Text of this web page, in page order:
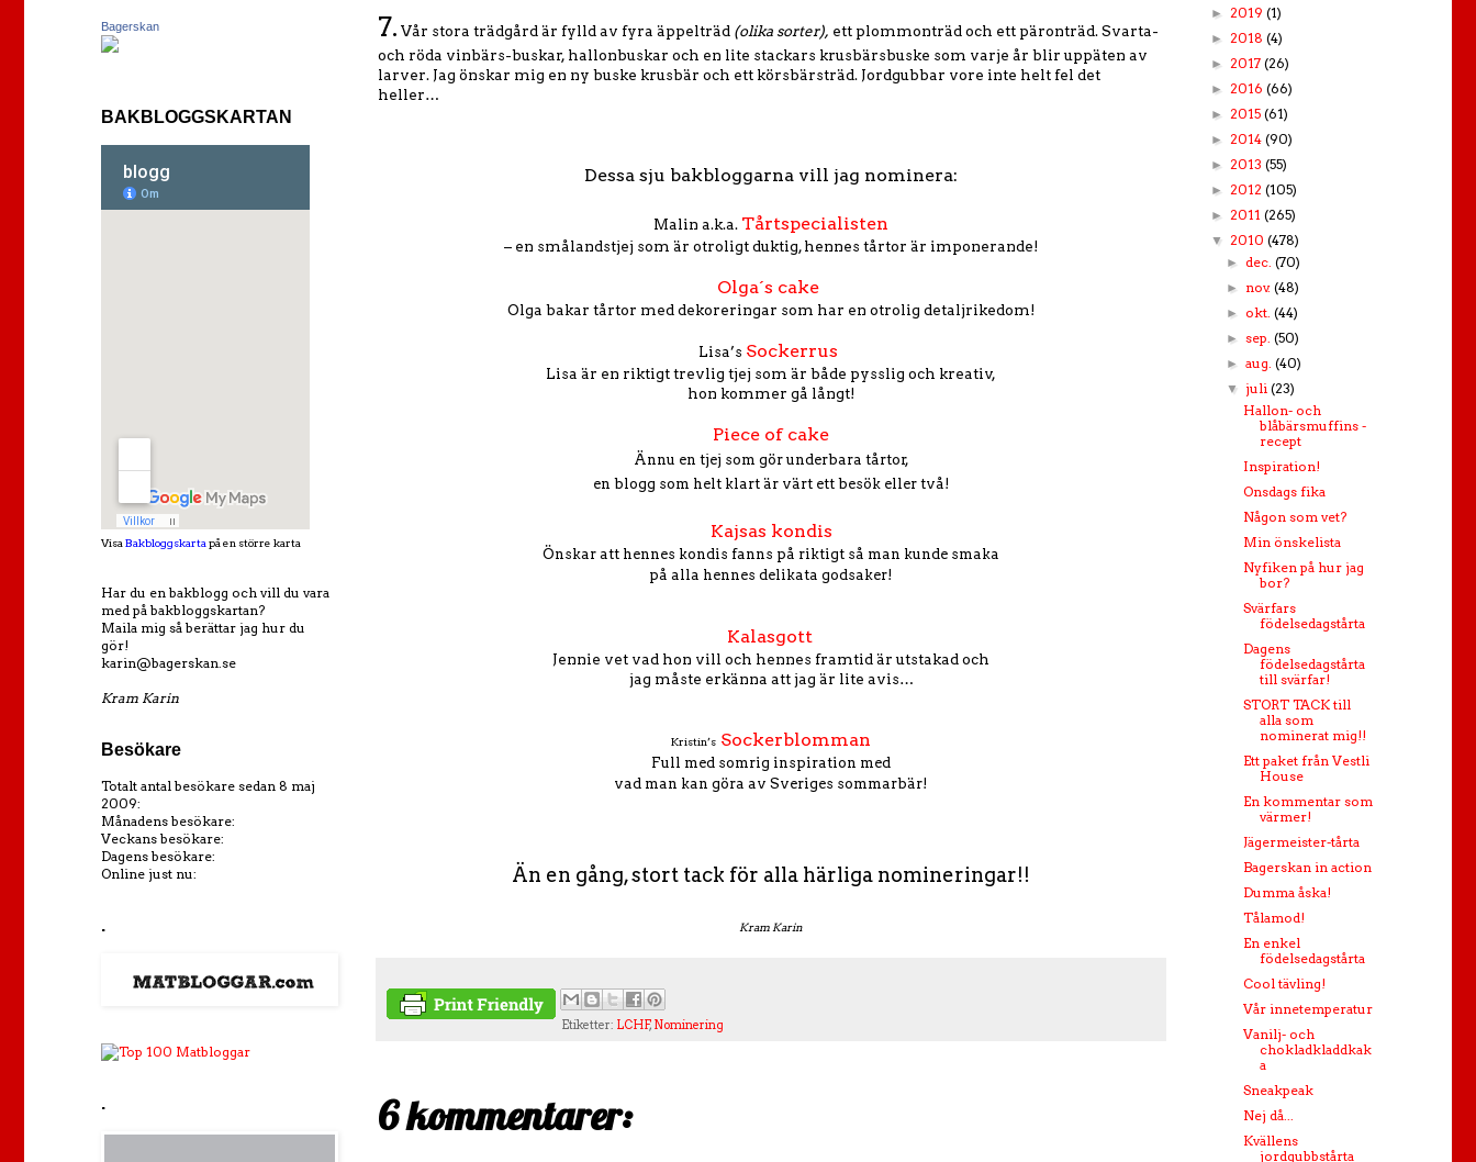
7. Vår stora trädgård är fylld av fyra äppelträd (olika sorter), ett plommonträd och ett päronträd. Svarta-
och röda vinbärs-buskar, hallonbuskar och en lite stackars krusbärsbuske som varje år blir uppäten av
larver. Jag önskar mig en ny buske krusbär och ett körsbärsträd. Jordgubbar vore inte helt fel det
heller…
Dessa sju bakbloggarna vill jag nominera:
Malin a.k.a. Tårtspecialisten
– en smålandstjej som är otroligt duktig, hennes tårtor är imponerande!
Olga´s cake
Olga bakar tårtor med dekoreringar som har en otrolig detaljrikedom!
Lisa’s Sockerrus
Lisa är en riktigt trevlig tjej som är både pysslig och kreativ,
hon kommer gå långt!
Piece of cake
Ännu en tjej som gör underbara tårtor,
en blogg som helt klart är värt ett besök eller två!
Kajsas kondis
Önskar att hennes kondis fanns på riktigt så man kunde smaka
på alla hennes delikata godsaker!
Kalasgott
Jennie vet vad hon vill och hennes framtid är utstakad och
jag måste erkänna att jag är lite avis…
Kristin’s Sockerblomman
Full med somrig inspiration med
vad man kan göra av Sveriges sommarbär!
Än en gång, stort tack för alla härliga nomineringar!!
Kram Karin
Etiketter: LCHF, Nominering
6 kommentarer:
Bagerskan
BAKBLOGGSKARTAN
Visa Bakbloggskarta på en större karta
Har du en bakblogg och vill du vara
med på bakbloggskartan?
Maila mig så berättar jag hur du
gör!
karin@bagerskan.se
Kram Karin
Besökare
Totalt antal besökare sedan 8 maj
2009:
Månadens besökare:
Veckans besökare:
Dagens besökare:
Online just nu:
.
.
► 2019 (1)
► 2018 (4)
► 2017 (26)
► 2016 (66)
► 2015 (61)
► 2014 (90)
► 2013 (55)
► 2012 (105)
► 2011 (265)
▼ 2010 (478)
► dec.(70)
► nov.(48)
► okt.(44)
►sep.(50)
►aug.(40)
▼ juli(23)
Hallon- och
blåbärsmuffins -
recept
Inspiration!
Onsdags fika
Någon som vet?
Min önskelista
Nyfiken på hur jag
bor?
Svärfars
födelsedagstårta
Dagens
födelsedagstårta
till svärfar!
STORT TACK till
alla som
nominerat mig!!
Ett paket från Vestli
House
En kommentar som
värmer!
Jägermeister-tårta
Bagerskan in action
Dumma åska!
Tålamod!
En enkel
födelsedagstårta
Cool tävling!
Vår innetemperatur
Vanilj- och
chokladkladdkak
a
Sneakpeak
Nej då...
Kvällens
jordgubbstårta